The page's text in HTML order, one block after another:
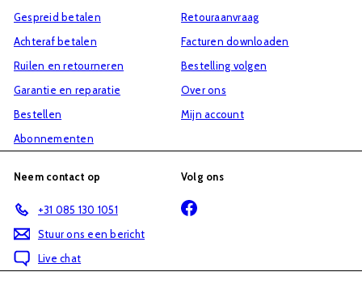
Gespreid betalen
Achteraf betalen
Ruilen en retourneren
Garantie en reparatie
Bestellen
Abonnementen
Retouraanvraag
Facturen downloaden
Bestelling volgen
Over ons
Mijn account
Neem contact op
+31 085 130 1051
Stuur ons een bericht
Live chat
Volg ons
Facebook